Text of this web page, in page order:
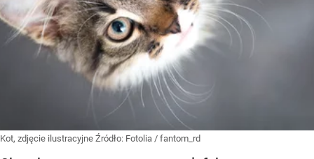
Kot, zdjęcie ilustracyjne Źródło: Fotolia / fantom_rd